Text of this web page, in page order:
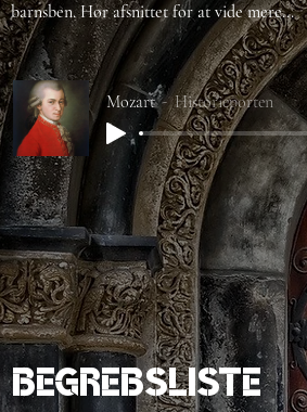
barnsben. Hør afsnittet for at vide mere...
Mozart Historieporten
Begrebsliste